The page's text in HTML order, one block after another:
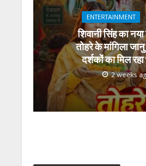
ENTERTAINMENT
शिवानी सिंह का
तोहरे के मांगिला
दर्शकों का मिल रहा
2 weeks